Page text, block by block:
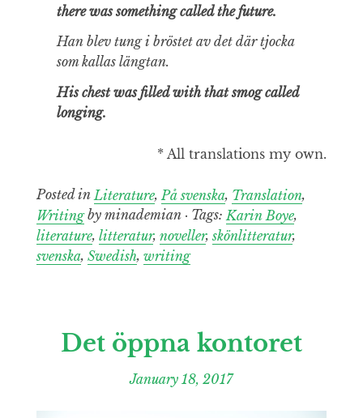
there was something called the future.
Han blev tung i bröstet av det där tjocka
som kallas längtan.
His chest was filled with that smog called
longing.
* All translations my own.
Posted in Literature, På svenska, Translation,
Writingby minademian · Tags: Karin Boye,
literature, litteratur, noveller,skönlitteratur,
svenska, Swedish, writing
Det öppna kontoret
January 18, 2017